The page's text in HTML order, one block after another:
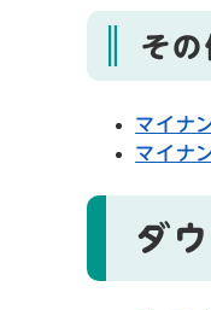
その
マイナ
マイナ
ダ